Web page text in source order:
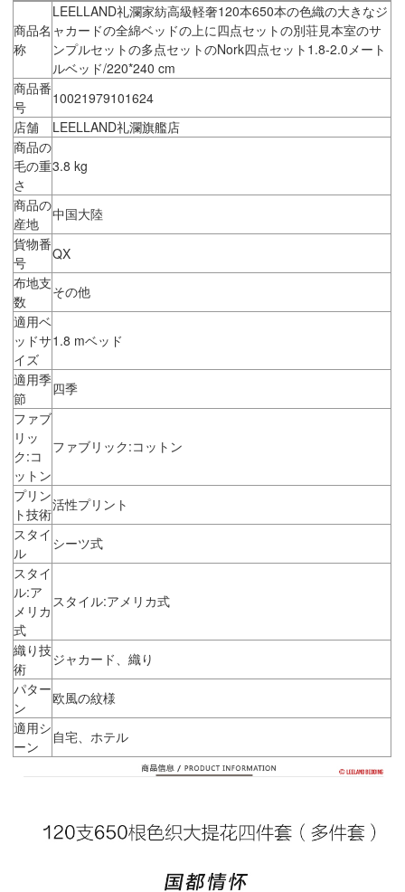
商品名
称
LEELLAND礼瀾家紡高級軽奢120本650本の色織の大きなジ
ャカードの全綿ベッドの上に四点セットの別荘見本室のサ
ンプルセットの多点セットのNork四点セット1.8-2.0メート
ルベッド/220*240 cm
商品番
号
10021979101624
店舗
LEELLAND礼瀾旗艦店
商品の
毛の重
さ
3.8 kg
商品の
産地
中国大陸
貨物番
号
QX
布地支
数
その他
適用ベ
ッドサ
イズ
1.8 mベッド
適用季
節
四季
ファブ
リッ
ク:コ
ットン
ファブリック:コットン
プリン
ト技術
活性プリント
スタイ
ル
シーツ式
スタイ
ル:ア
メリカ
式
スタイル:アメリカ式
織り技
術
ジャカード、織り
パター
ン
欧風の紋様
適用シ
ーン
自宅、ホテル